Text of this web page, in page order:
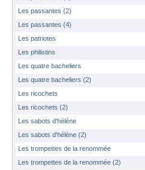
Les passantes (2)
Les passantes (4)
Les patriotes
Les philistins
Les quatre bacheliers
Les quatre bacheliers (2)
Les ricochets
Les ricochets (2)
Les sabots d'hélène
Les sabots d'hélène (2)
Les trompettes de la renommée
Les trompettes de la renommée (2)